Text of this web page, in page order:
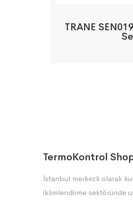
TRANE
TermoKontrol
İstanbul merkezli olarak
iklimlendirme sektöründe